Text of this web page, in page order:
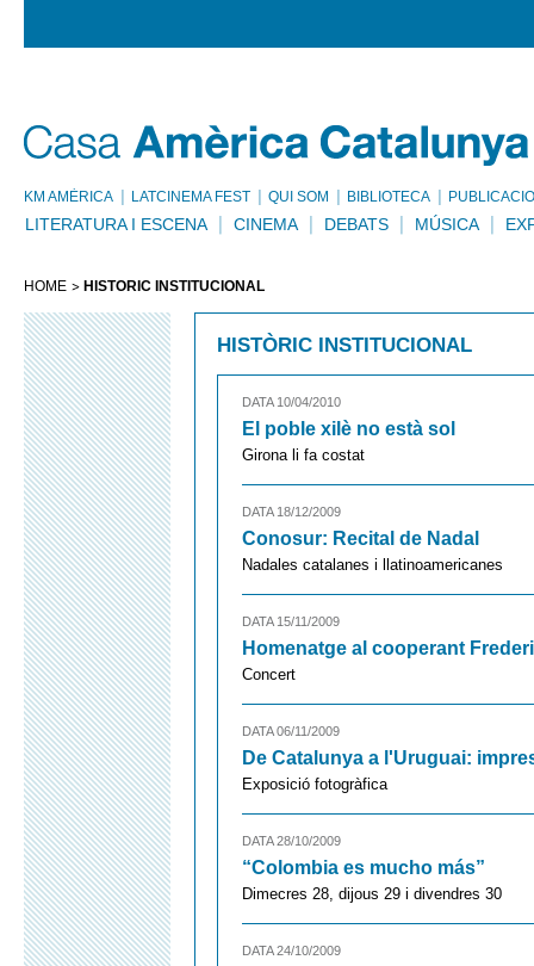
KM AMÈRICA LATCINEMA FEST QUI SOM BIBLIOTECA
LITERATURA I ESCENA CINEMA DEBATS MÚSICA
HOME HISTÒRIC INSTITUCIONAL
HISTÒRIC INSTITUCIONAL
DATA 10/04/2010
El poble xilè no està sol
Girona li fa costat
DATA 18/12/2009
Conosur: Recital de Nadal
Nadales catalanes i llatinoamericanes
DATA 15/11/2009
Homenatge al cooperant
Concert
DATA 06/11/2009
De Catalunya a l'Uruguai:
Exposició fotogràfica
DATA 28/10/2009
“Colombia es mucho más”
Dimecres 28, dijous 29 i divendres 30
DATA 24/10/2009